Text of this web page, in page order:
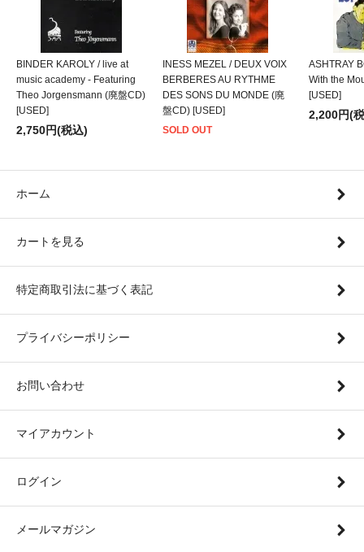
BINDER KAROLY / live at
music academy - Featuring
Theo Jorgensmann (廃盤CD)
[USED]
2,750円(税込)
INESS MEZEL / DEUX VOIX
BERBERES AU RYTHME
DES SONS DU MONDE (廃
盤CD) [USED]
SOLD OUT
ASHTRAY
With the
[USED]
2,200円(
ホーム
カートを見る
特定商取引法に基づく表記
プライバシーポリシー
お問い合わせ
マイアカウント
ログイン
メールマガジン